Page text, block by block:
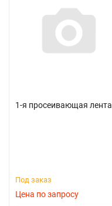
1-я просеивающая лента
Под заказ
Цена по запросу